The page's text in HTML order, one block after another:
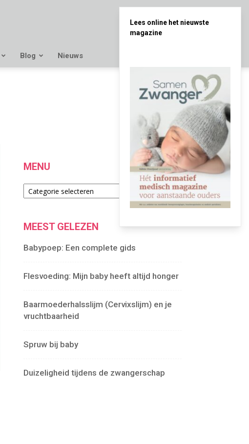
Blog Nieuws
MENU
Menu
MEEST GELEZEN
Babypoep: Een complete gids
Flesvoeding: Mijn baby heeft altijd honger
Baarmoederhalsslijm (Cervixslijm) en je
vruchtbaarheid
Spruw bij baby
Duizeligheid tijdens de zwangerschap
Lees online het nieuwste
magazine